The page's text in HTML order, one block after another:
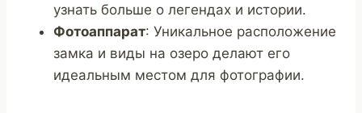
узнать больше о легендах и истории.
Фотоаппарат: Уникальное расположение
замка и виды на озеро делают его
идеальным местом для фотографии.